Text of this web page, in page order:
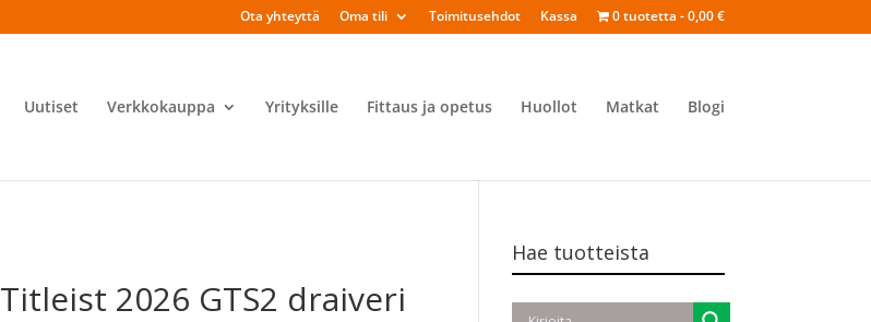
Ota yhteyttä Oma tili Toimitusehdot Kassa 0 tuotetta 0,00 €
Uutiset Verkkokauppa Yrityksille Fittaus ja opetus Huollot Matkat Blogi
Titleist 2026 GTS2 draiveri
Hae tuotteista